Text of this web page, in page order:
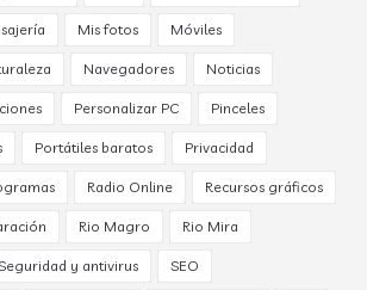
Mis fotos Móviles
Navegadores Noticias
Personalizar PC Pinceles
Portátiles baratos Privacidad
Radio Online Recursos gráficos
Rio Magro Rio Mira
y antivirus SEO